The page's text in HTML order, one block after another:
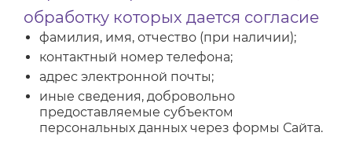
обработку которых дается согласие
фамилия, имя, отчество (при наличии);
контактный номер телефона;
адрес электронной почты;
иные сведения, добровольно
предоставляемые субъектом
персональных данных через формы Сайта.